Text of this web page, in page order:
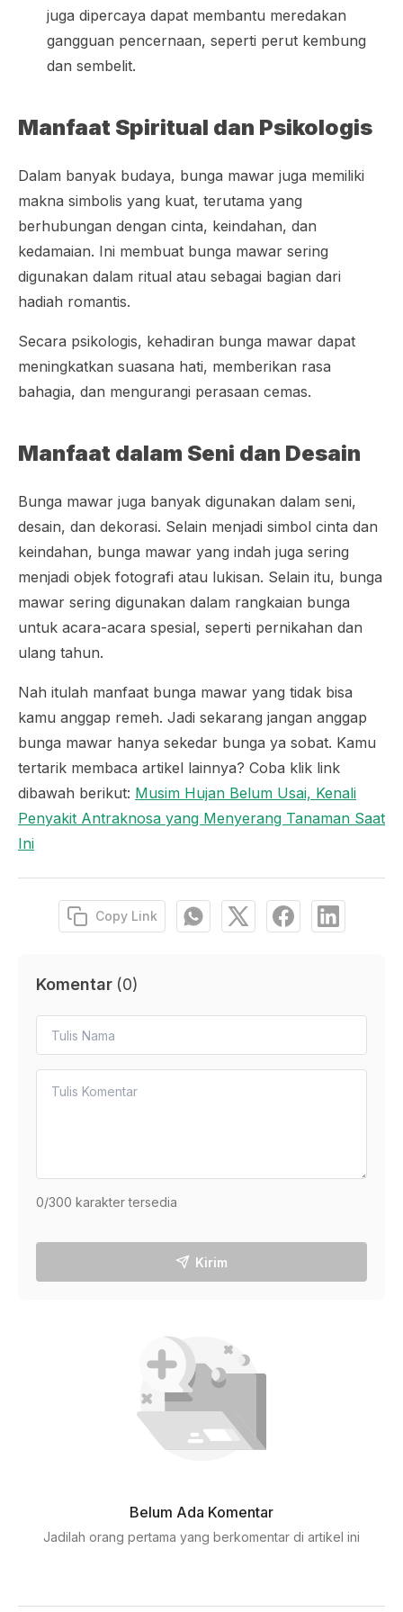
juga dipercaya dapat membantu meredakan
gangguan pencernaan, seperti perut kembung
dan sembelit.
Manfaat Spiritual dan Psikologis
Dalam banyak budaya, bunga mawar juga memiliki
makna simbolis yang kuat, terutama yang
berhubungan dengan cinta, keindahan, dan
kedamaian. Ini membuat bunga mawar sering
digunakan dalam ritual atau sebagai bagian dari
hadiah romantis.
Secara psikologis, kehadiran bunga mawar dapat
meningkatkan suasana hati, memberikan rasa
bahagia, dan mengurangi perasaan cemas.
Manfaat dalam Seni dan Desain
Bunga mawar juga banyak digunakan dalam seni,
desain, dan dekorasi. Selain menjadi simbol cinta dan
keindahan, bunga mawar yang indah juga sering
menjadi objek fotografi atau lukisan. Selain itu, bunga
mawar sering digunakan dalam rangkaian bunga
untuk acara-acara spesial, seperti pernikahan dan
ulang tahun.
Nah itulah manfaat bunga mawar yang tidak bisa
kamu anggap remeh. Jadi sekarang jangan anggap
bunga mawar hanya sekedar bunga ya sobat. Kamu
tertarik membaca artikel lainnya? Coba klik link
dibawah berikut: Musim Hujan Belum Usai, Kenali
Penyakit Antraknosa yang Menyerang Tanaman Saat
Ini
Copy Link
Komentar (0)
0/300 karakter tersedia
Kirim
Belum Ada Komentar
Jadilah orang pertama yang berkomentar di artikel ini